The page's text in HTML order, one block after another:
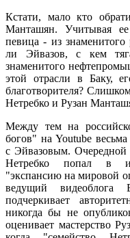
Кстати, мало кто
Манташян. Учитывая
певица - из
ли Эйвазов, с кем
знаменитого
этой отрасли в Баку,
благотворителя?
Нетребко и Рузан
Между тем на
богов" на Youtube
с Эйвазовым. Очередной
Нетребко попал в
"экспансию на мировой
ведущий видеоблога
подчеркивает
никогда бы не
оценивает мастерство